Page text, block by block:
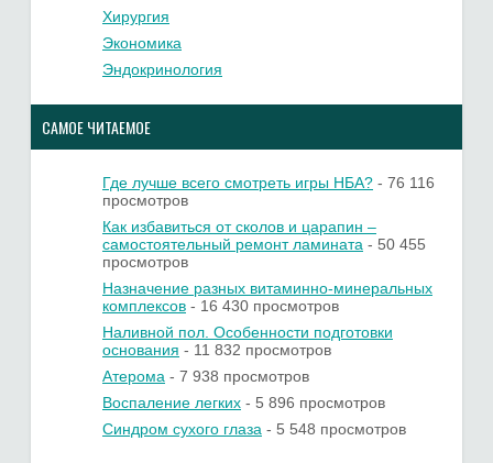
Хирургия
Экономика
Эндокринология
САМОЕ ЧИТАЕМОЕ
Где лучше всего смотреть игры НБА? - 76 116
просмотров
Как избавиться от сколов и царапин –
самостоятельный ремонт ламината - 50 455
просмотров
Назначение разных витаминно-минеральных
комплексов - 16 430 просмотров
Наливной пол. Особенности подготовки
основания - 11 832 просмотров
Атерома - 7 938 просмотров
Воспаление легких - 5 896 просмотров
Синдром сухого глаза - 5 548 просмотров